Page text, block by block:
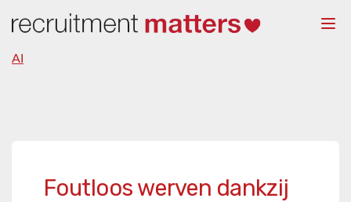
AI
Foutloos werven dankzij